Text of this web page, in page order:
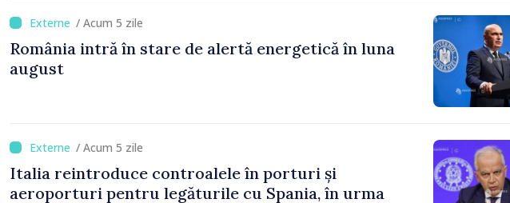
/ Acum 5 zile
România intră în stare de alertă energetică în luna
august
/ Acum 5 zile
Italia reintroduce controalele în porturi și
aeroporturi pentru legăturile cu Spania, în urma